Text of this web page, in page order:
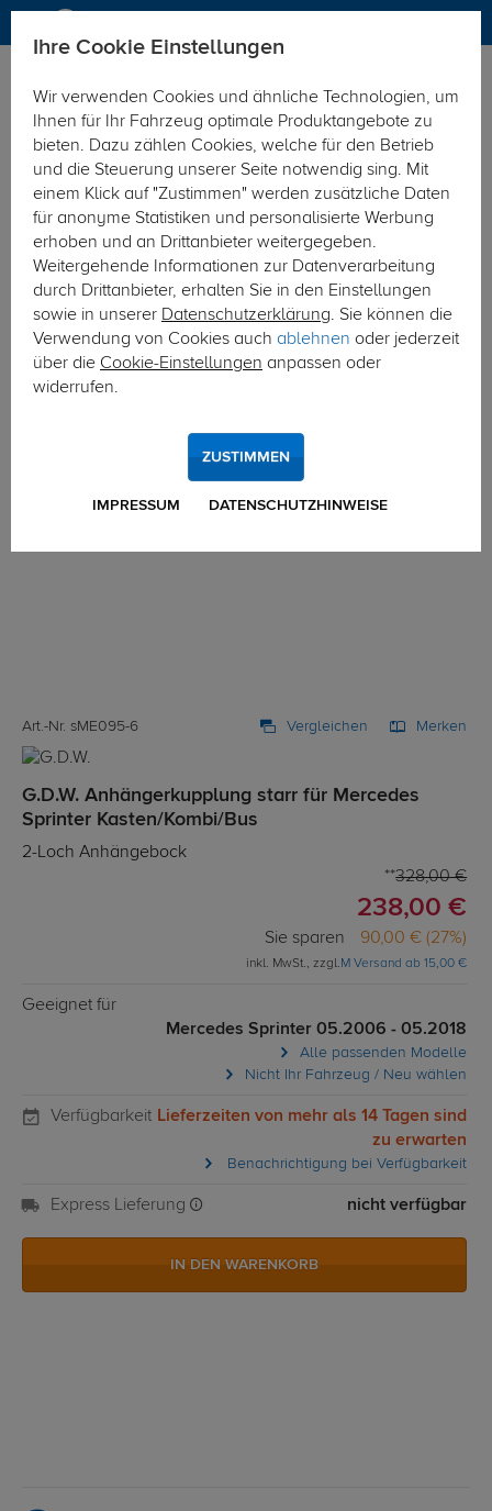
Hier geht's zur Fahrzeugübersicht: Mercedes Sprinter
Art.-Nr. sME095-6 Vergleichen Merken
G.D.W. Anhängerkupplung starr für Mercedes
Sprinter Kasten/Kombi/Bus
2-Loch Anhängebock
328,00 €
238,00 €
Sie sparen 90,00 € (27%)
inkl. MwSt., zzgl.M Versand ab 15,00 €
Geeignet für
Mercedes Sprinter 05.2006 - 05.2018
Alle passenden Modelle
Nicht Ihr Fahrzeug / Neu wählen
Verfügbarkeit Lieferzeiten von mehr als 14 Tagen sind
zu erwarten
Benachrichtigung bei Verfügbarkeit
Express Lieferung nicht verfügbar
IN DEN WARENKORB
Ihre Cookie Einstellungen
Wir verwenden Cookies und ähnliche Technologien, um
Ihnen für Ihr Fahrzeug optimale Produktangebote zu
bieten. Dazu zählen Cookies, welche für den Betrieb
und die Steuerung unserer Seite notwendig sing. Mit
einem Klick auf "Zustimmen" werden zusätzliche Daten
für anonyme Statistiken und personalisierte Werbung
erhoben und an Drittanbieter weitergegeben.
Weitergehende Informationen zur Datenverarbeitung
durch Drittanbieter, erhalten Sie in den Einstellungen
sowie in unserer Datenschutzerklärung. Sie können die
Verwendung von Cookies auch ablehnen oder jederzeit
über die Cookie-Einstellungen anpassen oder
widerrufen.
IMPRESSUM DATENSCHUTZHINWEISE
ZUSTIMMEN